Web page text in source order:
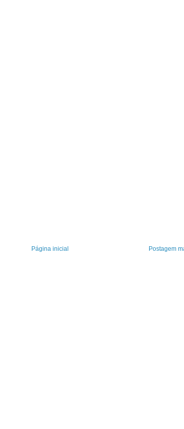
Postagem
Página inicial